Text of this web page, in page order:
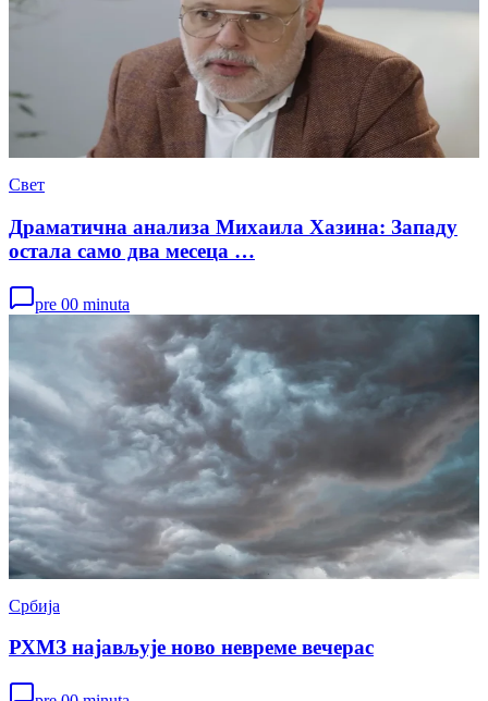
Свет
Драматична анализа Михаила Хазина: Западу
остала само два месеца …
pre 00 minuta
Србија
РХМЗ најављује ново невреме вечерас